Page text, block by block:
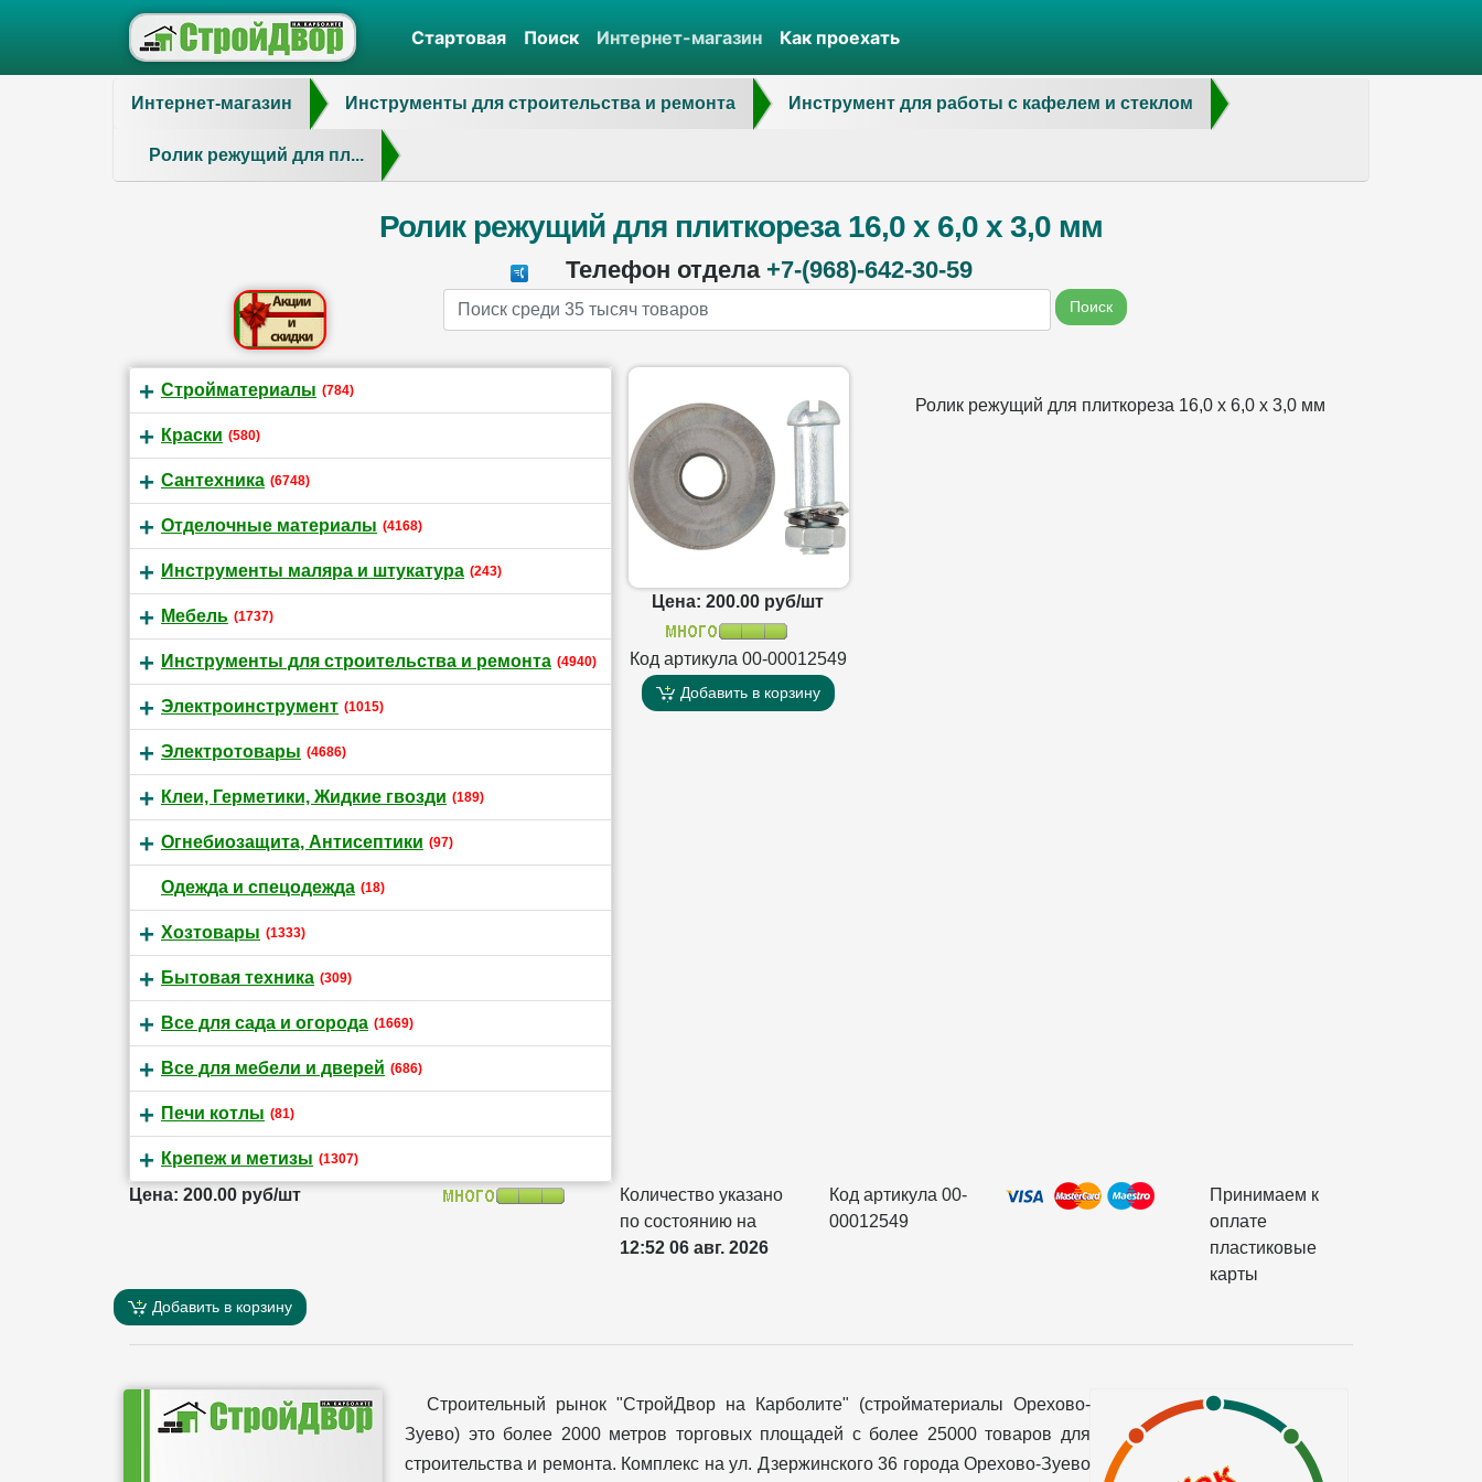
Стартовая Поиск Интернет-магазин Как проехать
Интернет-магазин Инструменты для строительства и ремонта Инструмент для работы с кафелем и стеклом
Ролик режущий для пл...
Ролик режущий для плиткореза 16,0 х 6,0 х 3,0 мм
Телефон отдела +7-(968)-642-30-59
Name Поиск
Стройматериалы (784)
Краски (580)
Сантехника (6748)
Отделочные материалы (4168)
Инструменты маляра и штукатура (243)
Мебель (1737)
Инструменты для строительства и ремонта (4940)
Электроинструмент (1015)
Электротовары (4686)
Клеи, Герметики, Жидкие гвозди (189)
Огнебиозащита, Антисептики (97)
Одежда и спецодежда (18)
Хозтовары (1333)
Бытовая техника (309)
Все для сада и огорода (1669)
Все для мебели и дверей (686)
Печи котлы (81)
Крепеж и метизы (1307)
Цена: 200.00 руб/шт
Код артикула 00-00012549
Добавить в корзину
Ролик режущий для плиткореза 16,0 х 6,0 х 3,0 мм
Цена: 200.00 руб/шт
Количество указано
по состоянию на
12:52 06 авг. 2026
Код артикула 00-
00012549
Принимаем к
оплате
пластиковые
карты
Добавить в корзину
Строительный рынок "СтройДвор на Карболите" (стройматериалы Орехово-
Зуево) это более 2000 метров торговых площадей с более 25000 товаров для
строительства и ремонта. Комплекс на ул. Дзержинского 36 города Орехово-Зуево